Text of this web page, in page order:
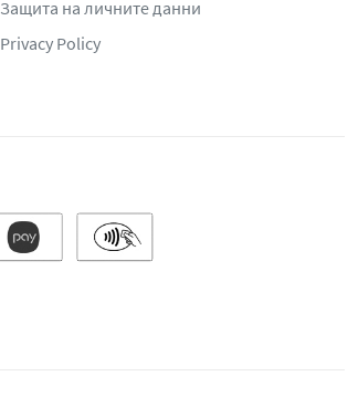
Защита на личните данни
Privacy Policy